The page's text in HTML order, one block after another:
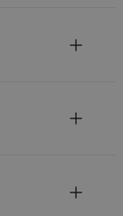
- 45 cm